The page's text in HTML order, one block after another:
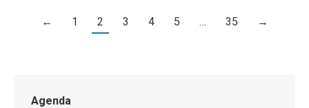
← 1 2 3 4 5 … 35 →
Agenda